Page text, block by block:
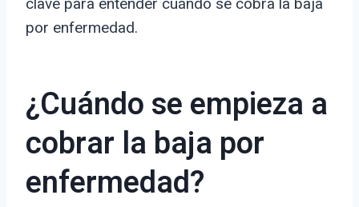
clave para entender cuándo se cobra la baja
por enfermedad.
¿Cuándo se empieza a
cobrar la baja por
enfermedad?